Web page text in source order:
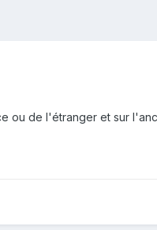
ou de l'étranger et sur